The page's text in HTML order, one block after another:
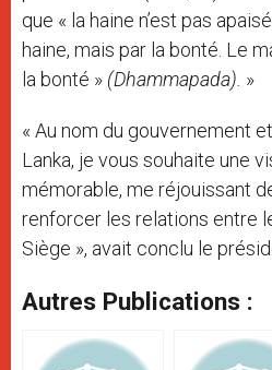
que « la haine n’est pas
haine, mais par la bonté. Le
la bonté » (Dhammapada). »
« Au nom du gouvernement
Lanka, je vous souhaite une
mémorable, me réjouissant
renforcer les relations entre
Siège », avait conclu le
Autres Publications :